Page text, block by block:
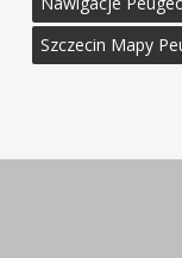
Szczecin Mapy